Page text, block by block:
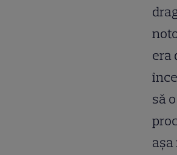
era
să
așa